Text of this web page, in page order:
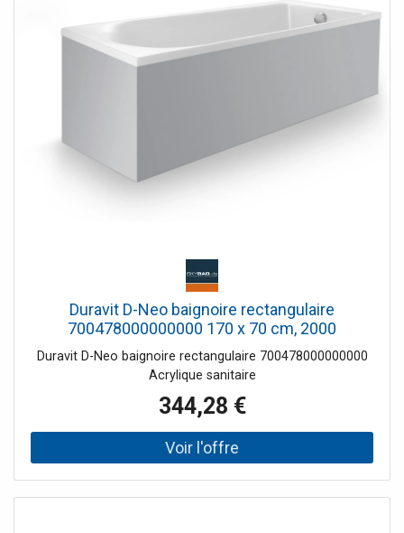
Duravit D-Neo baignoire rectangulaire
700478000000000 170 x 70 cm, 2000
encastrable , blanc
Duravit D-Neo baignoire rectangulaire 700478000000000
Acrylique sanitaire
344,28 €